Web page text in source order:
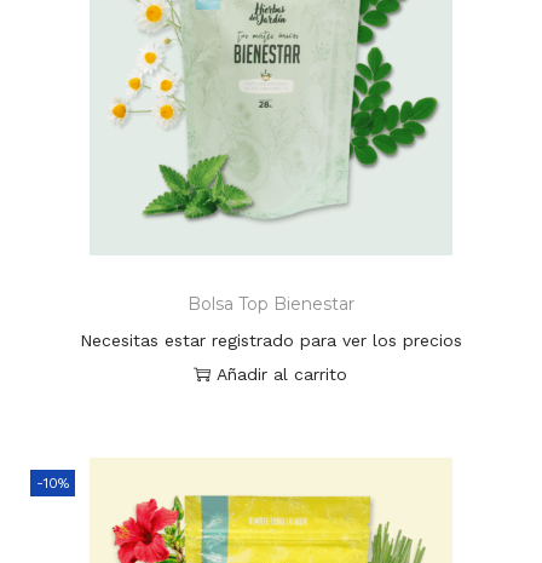
Bolsa Top Bienestar
Necesitas estar registrado para ver los precios
Añadir al carrito
-10%